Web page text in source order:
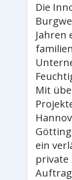
Die
Jahren
Mit
ein
private